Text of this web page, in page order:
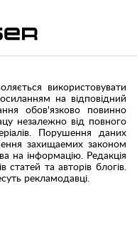
використовувати
на відповідний
обов'язково повинно
незалежно від повного
Порушення даних
захищаемих законом
на інформацію. Редакція
та авторів блогів.
рекламодавці.